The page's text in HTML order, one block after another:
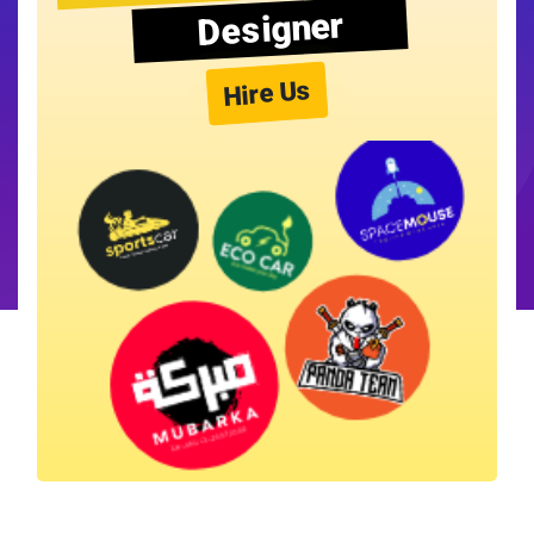
Designer
Hire Us